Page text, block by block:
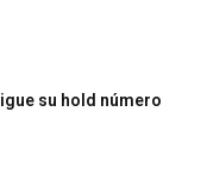
su hold número